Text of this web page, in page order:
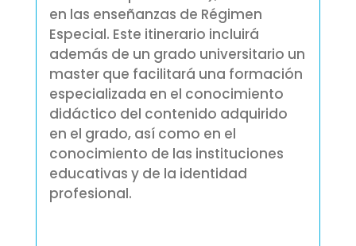
en las enseñanzas de Régimen
Especial. Este itinerario incluirá
además de un grado universitario un
master que facilitará una formación
especializada en el conocimiento
didáctico del contenido adquirido
en el grado, así como en el
conocimiento de las instituciones
educativas y de la identidad
profesional.